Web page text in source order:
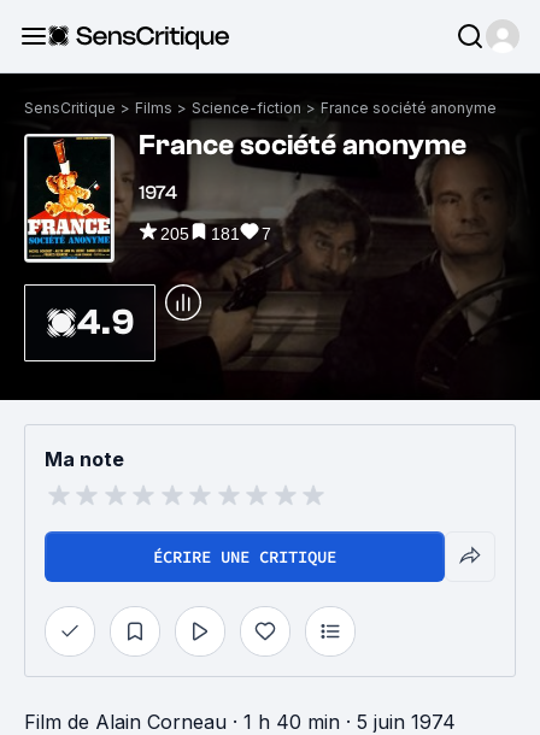
SensCritique > Films > Science-fiction > France société anonyme
France société anonyme
1974
205 181 7
4.9
Ma note
ÉCRIRE UNE CRITIQUE
Film de Alain Corneau · 1 h 40 min · 5 juin 1974